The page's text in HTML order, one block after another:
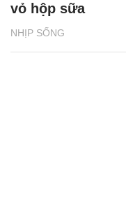
NHỊP SỐNG
vỏ hộp sữa